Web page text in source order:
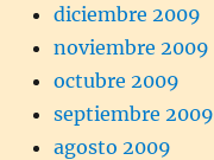
diciembre 2009
noviembre 2009
octubre 2009
septiembre 2009
agosto 2009